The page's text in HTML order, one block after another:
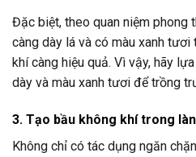
Đặc biệt, theo quan niệm phong
càng dày lá và có màu xanh
khí càng hiệu quả. Vì vậy, hãy
dày và màu xanh tươi để trồng
3. Tạo bầu không khí trong
Không chỉ có tác dụng ngăn